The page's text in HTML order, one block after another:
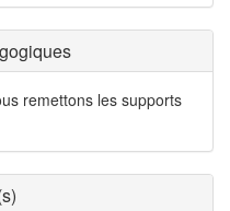
remettons les supports